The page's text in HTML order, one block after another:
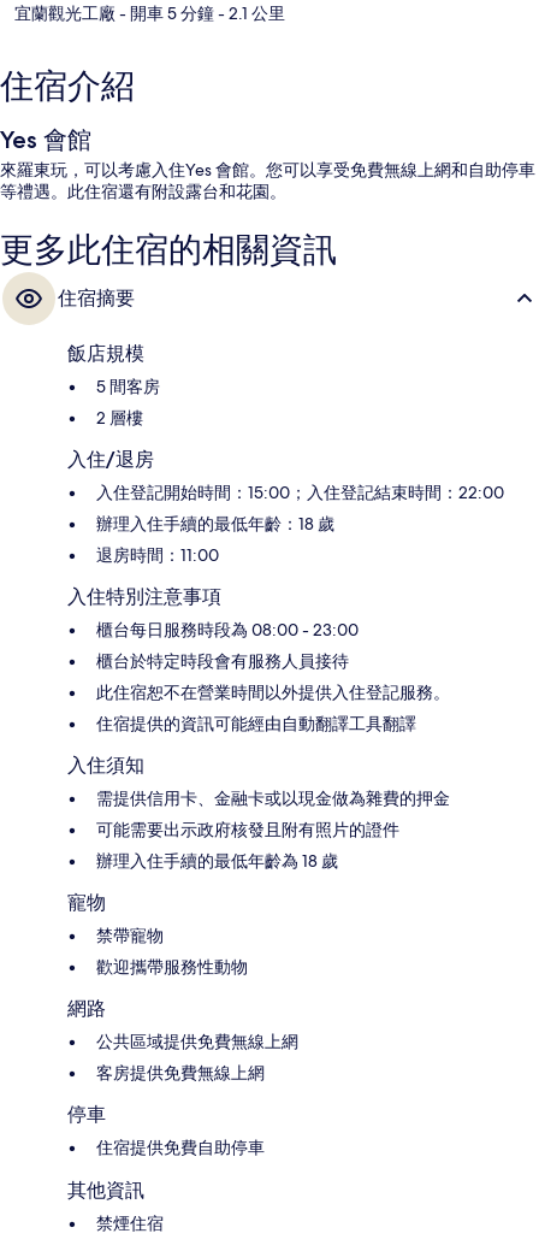
宜蘭觀光工廠 - 開車 5 分鐘- 2.1 公里
住宿介紹
Yes 會館
來羅東玩，可以考慮入住Yes 會館。您可以享受免費無線上網和自助停車
等禮遇。此住宿還有附設露台和花園。
更多此住宿的相關資訊
住宿摘要
飯店規模
5 間客房
2 層樓
入住/退房
入住登記開始時間：15:00；入住登記結束時間：22:00
辦理入住手續的最低年齡：18 歲
退房時間：11:00
入住特別注意事項
櫃台每日服務時段為 08:00 - 23:00
櫃台於特定時段會有服務人員接待
此住宿恕不在營業時間以外提供入住登記服務。
住宿提供的資訊可能經由自動翻譯工具翻譯
入住須知
需提供信用卡、金融卡或以現金做為雜費的押金
可能需要出示政府核發且附有照片的證件
辦理入住手續的最低年齡為 18 歲
寵物
禁帶寵物
歡迎攜帶服務性動物
網路
公共區域提供免費無線上網
客房提供免費無線上網
停車
住宿提供免費自助停車
其他資訊
禁煙住宿